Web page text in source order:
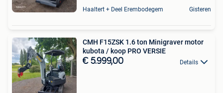
Haaltert + Deel Erembodegem Gisteren
CMH F15ZSK 1.6 ton Minigraver motor
kubota / koop PRO VERSIE
€ 5.999,00 Details